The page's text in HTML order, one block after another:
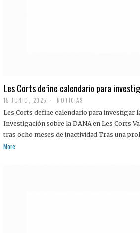
Les Corts define calendario para
15 JUNIO, 2025 NOTICIAS
Les Corts define calendario para investigar
Investigación sobre la DANA en Les Corts
tras ocho meses de inactividad Tras una
More